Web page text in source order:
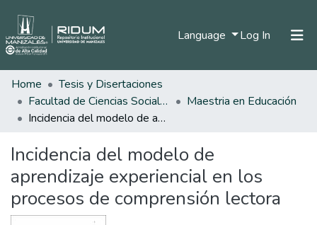
Language Log In (current)
Home
Tesis y Disertaciones
Facultad de Ciencias Sociales y Humanas
Maestria en Educación
Incidencia del modelo de aprendizaje experiencial en los procesos de comprensión lectora
Incidencia del modelo de
aprendizaje experiencial en los
procesos de comprensión lectora